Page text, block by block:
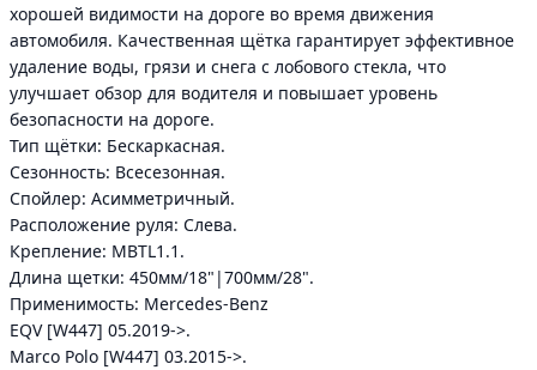
хорошей видимости на дороге во время движения
автомобиля. Качественная щётка гарантирует эффективное
удаление воды, грязи и снега с лобового стекла, что
улучшает обзор для водителя и повышает уровень
безопасности на дороге.
Тип щётки: Бескаркасная.
Сезонность: Всесезонная.
Спойлер: Асимметричный.
Расположение руля: Слева.
Крепление: MBTL1.1.
Длина щетки: 450мм/18"|700мм/28".
Применимость: Mercedes-Benz
EQV [W447] 05.2019->.
Marco Polo [W447] 03.2015->.